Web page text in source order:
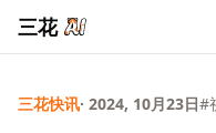
三花
三花快讯· 2024, 10月23日#